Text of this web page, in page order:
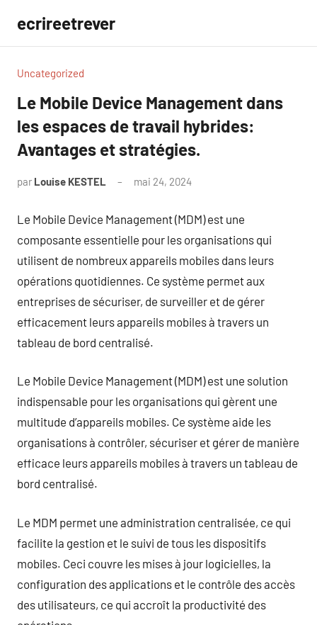
contenu
ecrireetrever
Uncategorized
Le Mobile Device Management dans
les espaces de travail hybrides:
Avantages et stratégies.
par Louise KESTEL mai 24, 2024
Le Mobile Device Management (MDM) est une
composante essentielle pour les organisations qui
utilisent de nombreux appareils mobiles dans leurs
opérations quotidiennes. Ce système permet aux
entreprises de sécuriser, de surveiller et de gérer
efficacement leurs appareils mobiles à travers un
tableau de bord centralisé.
Le Mobile Device Management (MDM) est une solution
indispensable pour les organisations qui gèrent une
multitude d’appareils mobiles. Ce système aide les
organisations à contrôler, sécuriser et gérer de manière
efficace leurs appareils mobiles à travers un tableau de
bord centralisé.
Le MDM permet une administration centralisée, ce qui
facilite la gestion et le suivi de tous les dispositifs
mobiles. Ceci couvre les mises à jour logicielles, la
configuration des applications et le contrôle des accès
des utilisateurs, ce qui accroît la productivité des